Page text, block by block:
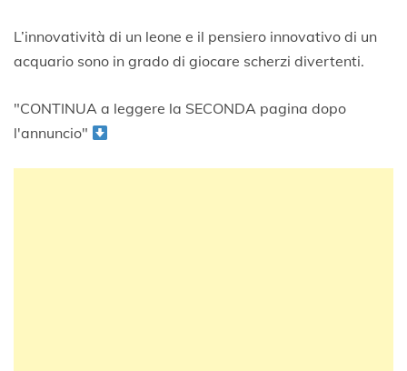
L’innovatività di un leone e il pensiero innovativo di un
acquario sono in grado di giocare scherzi divertenti.
"CONTINUA a leggere la SECONDA pagina dopo
l'annuncio"